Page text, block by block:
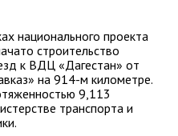
национального проекта
строительство
к ВДЦ «Дагестан» от
на 914-м километре.
9,113
транспорта и